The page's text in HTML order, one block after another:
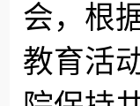
会，根
教育活